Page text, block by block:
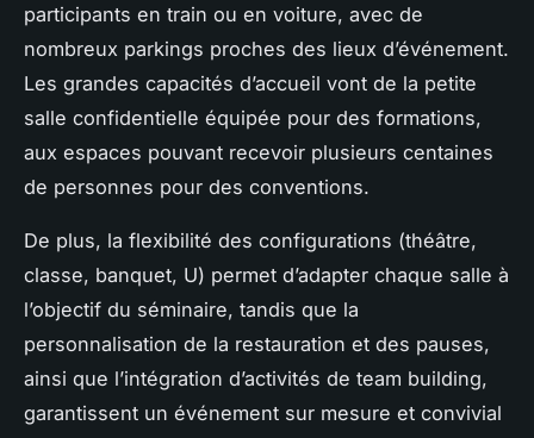
participants en train ou en voiture, avec de
nombreux parkings proches des lieux d’événement.
Les grandes capacités d’accueil vont de la petite
salle confidentielle équipée pour des formations,
aux espaces pouvant recevoir plusieurs centaines
de personnes pour des conventions.
De plus, la flexibilité des configurations (théâtre,
classe, banquet, U) permet d’adapter chaque salle à
l’objectif du séminaire, tandis que la
personnalisation de la restauration et des pauses,
ainsi que l’intégration d’activités de team building,
garantissent un événement sur mesure et convivial